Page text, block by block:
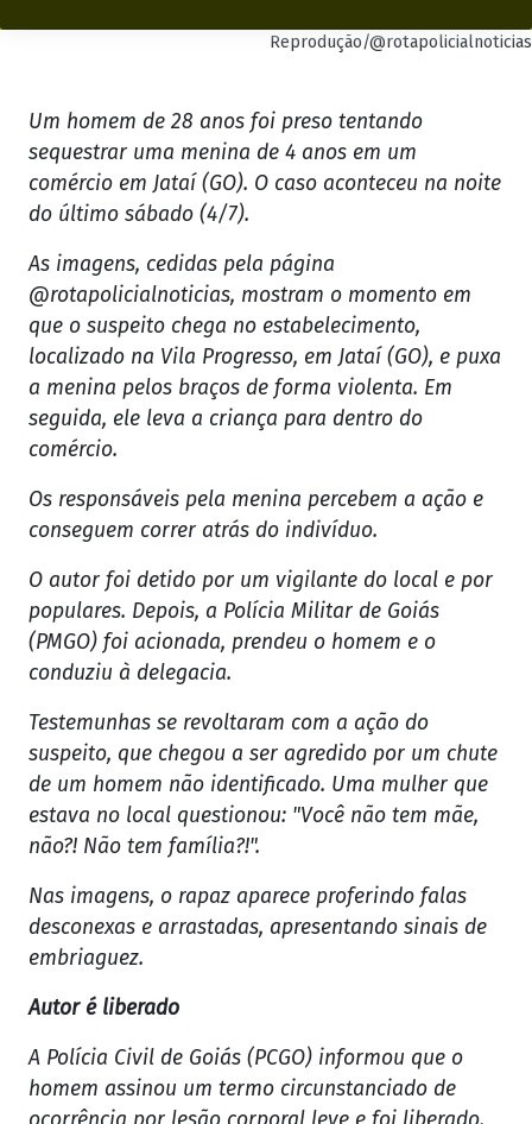
Reprodução/@rotapolicialnoticias
Um homem de 28 anos foi preso tentando
sequestrar uma menina de 4 anos em um
comércio em Jataí (GO). O caso aconteceu na noite
do último sábado (4/7).
As imagens, cedidas pela página
@rotapolicialnoticias, mostram o momento em
que o suspeito chega no estabelecimento,
localizado na Vila Progresso, em Jataí (GO), e puxa
a menina pelos braços de forma violenta. Em
seguida, ele leva a criança para dentro do
comércio.
Os responsáveis pela menina percebem a ação e
conseguem correr atrás do indivíduo.
O autor foi detido por um vigilante do local e por
populares. Depois, a Polícia Militar de Goiás
(PMGO) foi acionada, prendeu o homem e o
conduziu à delegacia.
Testemunhas se revoltaram com a ação do
suspeito, que chegou a ser agredido por um chute
de um homem não identificado. Uma mulher que
estava no local questionou: "Você não tem mãe,
não?! Não tem família?!".
Nas imagens, o rapaz aparece proferindo falas
desconexas e arrastadas, apresentando sinais de
embriaguez.
Autor é liberado
A Polícia Civil de Goiás (PCGO) informou que o
homem assinou um termo circunstanciado de